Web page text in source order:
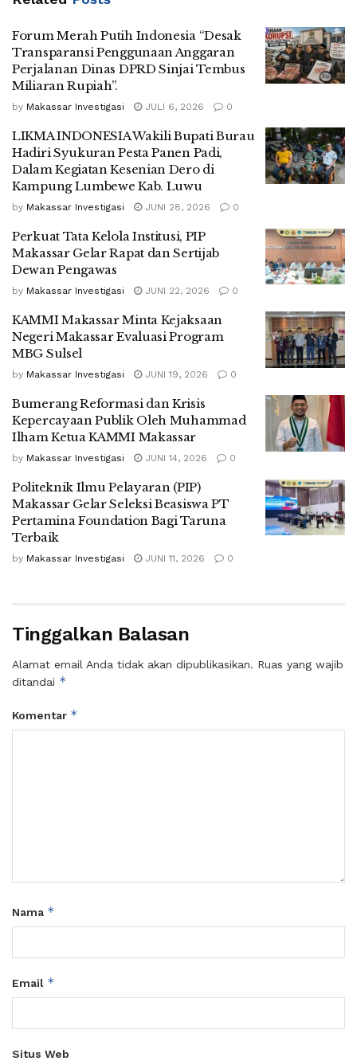
Forum Merah Putih Indonesia “Desak
Transparansi Penggunaan Anggaran
Perjalanan Dinas DPRD Sinjai Tembus
Miliaran Rupiah”.
by Makassar Investigasi JULI 6, 2026 0
LIKMA INDONESIA Wakili Bupati Burau
Hadiri Syukuran Pesta Panen Padi,
Dalam Kegiatan Kesenian Dero di
Kampung Lumbewe Kab. Luwu
by Makassar Investigasi JUNI 28, 2026 0
Perkuat Tata Kelola Institusi, PIP
Makassar Gelar Rapat dan Sertijab
Dewan Pengawas
by Makassar Investigasi JUNI 22, 2026 0
KAMMI Makassar Minta Kejaksaan
Negeri Makassar Evaluasi Program
MBG Sulsel
by Makassar Investigasi JUNI 19, 2026 0
Bumerang Reformasi dan Krisis
Kepercayaan Publik Oleh Muhammad
Ilham Ketua KAMMI Makassar
by Makassar Investigasi JUNI 14, 2026 0
Politeknik Ilmu Pelayaran (PIP)
Makassar Gelar Seleksi Beasiswa PT
Pertamina Foundation Bagi Taruna
Terbaik
by Makassar Investigasi JUNI 11, 2026 0
Tinggalkan Balasan
Alamat email Anda tidak akan dipublikasikan. Ruas yang wajib
ditandai *
Komentar *
Nama *
Email *
Situs Web